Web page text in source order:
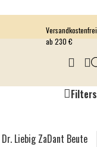
Versandkostenfrei
ab 230 €
Filters